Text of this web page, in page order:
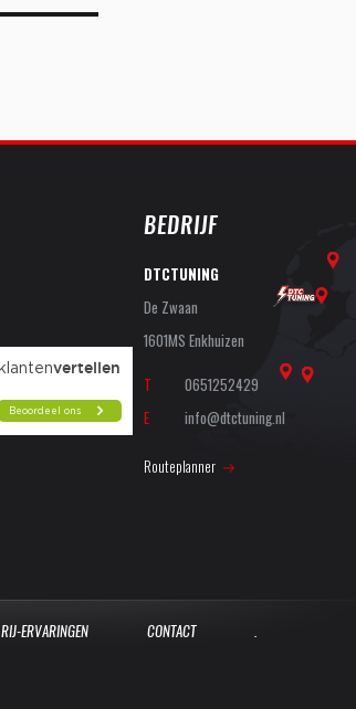
BEDRIJF
DTCTUNING
De Zwaan
1601MS Enkhuizen
T
0651252429
E
info@dtctuning.nl
Routeplanner
RIJ-ERVARINGEN CONTACT